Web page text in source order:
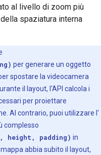
al livello di zoom più
spaziatura interna
per generare un oggetto
spostare la videocamera
il layout, l'API calcola i
per proiettare
Al contrario, puoi utilizzare l'
complesso
height, padding) in
abbia subito il layout,